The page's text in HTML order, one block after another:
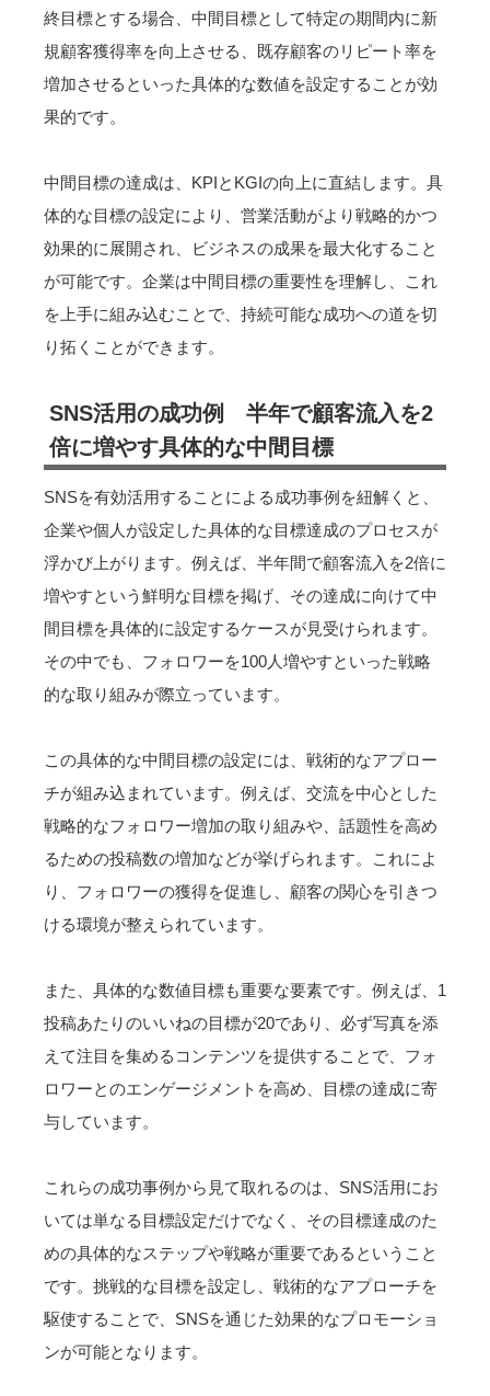
終目標とする場合、中間目標として特定の期間内に新
規顧客獲得率を向上させる、既存顧客のリピート率を
増加させるといった具体的な数値を設定することが効
果的です。
中間目標の達成は、KPIとKGIの向上に直結します。具
体的な目標の設定により、営業活動がより戦略的かつ
効果的に展開され、ビジネスの成果を最大化すること
が可能です。企業は中間目標の重要性を理解し、これ
を上手に組み込むことで、持続可能な成功への道を切
り拓くことができます。
SNS活用の成功例 半年で顧客流入を2
倍に増やす具体的な中間目標
SNSを有効活用することによる成功事例を紐解くと、
企業や個人が設定した具体的な目標達成のプロセスが
浮かび上がります。例えば、半年間で顧客流入を2倍に
増やすという鮮明な目標を掲げ、その達成に向けて中
間目標を具体的に設定するケースが見受けられます。
その中でも、フォロワーを100人増やすといった戦略
的な取り組みが際立っています。
この具体的な中間目標の設定には、戦術的なアプロー
チが組み込まれています。例えば、交流を中心とした
戦略的なフォロワー増加の取り組みや、話題性を高め
るための投稿数の増加などが挙げられます。これによ
り、フォロワーの獲得を促進し、顧客の関心を引きつ
ける環境が整えられています。
また、具体的な数値目標も重要な要素です。例えば、1
投稿あたりのいいねの目標が20であり、必ず写真を添
えて注目を集めるコンテンツを提供することで、フォ
ロワーとのエンゲージメントを高め、目標の達成に寄
与しています。
これらの成功事例から見て取れるのは、SNS活用にお
いては単なる目標設定だけでなく、その目標達成のた
めの具体的なステップや戦略が重要であるということ
です。挑戦的な目標を設定し、戦術的なアプローチを
駆使することで、SNSを通じた効果的なプロモーショ
ンが可能となります。